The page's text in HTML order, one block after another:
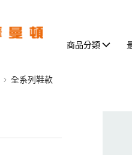
商品分類
全系列鞋款